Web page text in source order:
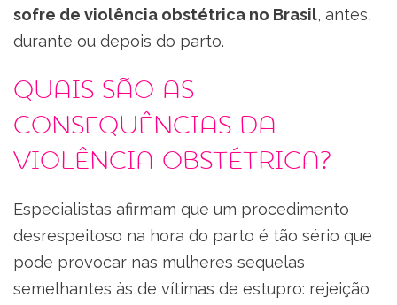
sofre de violência obstétrica no Brasil, antes,
durante ou depois do parto.
Quais são as
consequências da
violência obstétrica?
Especialistas afirmam que um procedimento
desrespeitoso na hora do parto é tão sério que
pode provocar nas mulheres sequelas
semelhantes às de vítimas de estupro: rejeição